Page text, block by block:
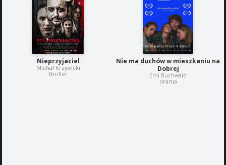
Nieprzyjaciel
Michał Krzywicki
thriller
Nie ma duchów w mieszkaniu na
Dobrej
Emi Buchwald
drama